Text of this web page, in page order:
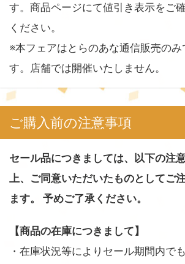
す。商品ページにて値引き表示をご
ください。
※本フェアはとらのあな通信販売のみ
す。店舗では開催いたしません。
ご購入前の注意事項
セール品につきましては、以下の注
上、ご同意いただいたものとしてご
ます。 予めご了承ください。
【商品の在庫につきまして】
・在庫状況等によりセール期間内で